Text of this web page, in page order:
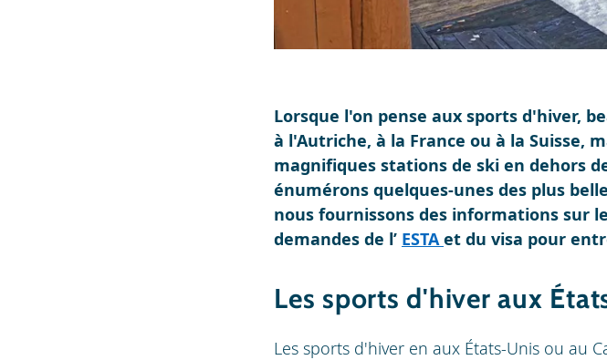
Lorsque l'on pense aux sports d'hiver,
à l'Autriche, à la France ou à la Suisse,
magnifiques stations de ski en dehors
énumérons quelques-unes des plus
nous fournissons des informations sur
demandes de l’ ESTA et du visa pour
Les sports d'hiver aux
Les sports d'hiver en aux États-Unis ou au